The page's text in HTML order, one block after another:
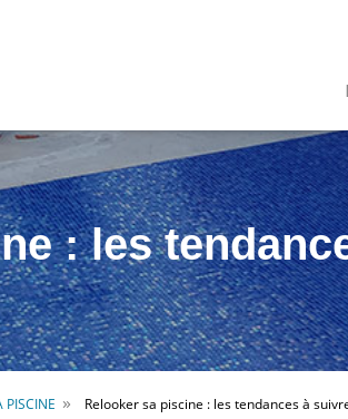
: les
PISCINE » Relooker sa piscine : les tendances à